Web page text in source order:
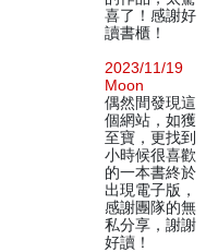
喜了！感謝好
讀書櫃！
2023/11/19
Moon
偶然間發現這
個網站，如獲
至寶，更找到
小時候很喜歡
的一本書終於
出現電子版，
感謝團隊的無
私分享，謝謝
好讀！